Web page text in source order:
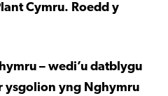
Cymru. Roedd y
– wedi’u datblygu
ysgolion yng Nghymru